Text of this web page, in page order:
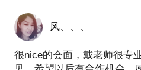
风、、、
很nice的会面，戴老师很专